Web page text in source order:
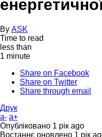
By ASK
Time to read
less than
1 minute
Share on Facebook
Share on Twitter
Share through email
Друк
a- a+
Опубліковано 1 рік ago
Востаннє оновлено 1 рік